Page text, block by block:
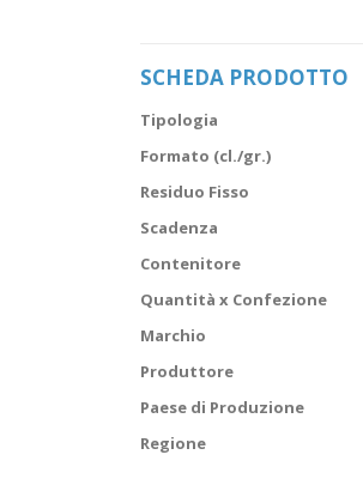
galleria
immagini
SCHEDA PRODOTTO
Scheda
prodotto
Tipologia
Formato (cl./gr.)
Residuo Fisso
Scadenza
Contenitore
Quantità x Confezione
Marchio
Produttore
Paese di Produzione
Regione